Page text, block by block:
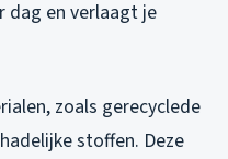
dag en verlaagt je
zoals gerecyclede
stoffen. Deze